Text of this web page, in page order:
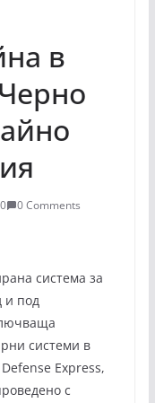
в
0 Comments
система за
и под
системи в
Express,
с